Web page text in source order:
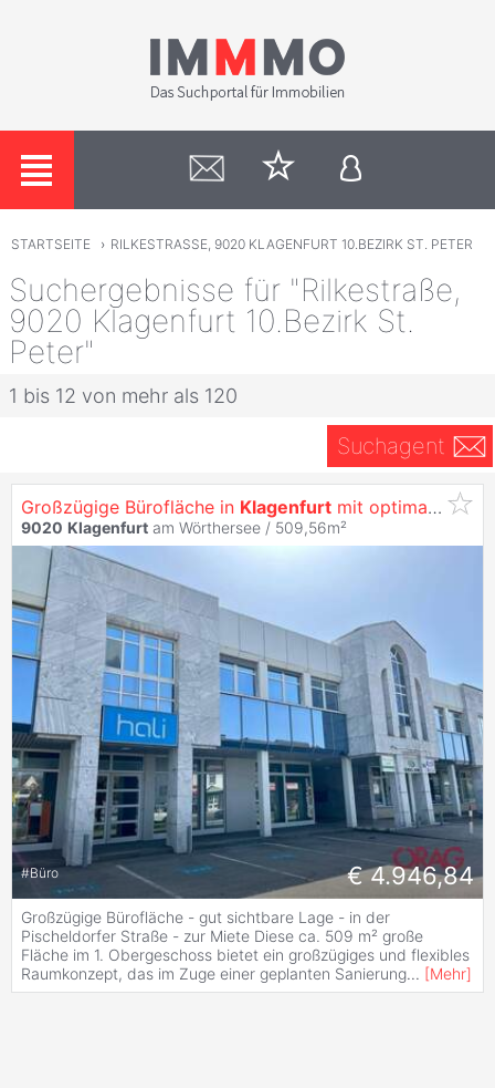
STARTSEITE › RILKESTRASSE, 9020 KLAGENFURT 10.BEZIRK ST. PETER
Suchergebnisse für "Rilkestraße,
9020 Klagenfurt 10.Bezirk St.
Peter"
1 bis 12 von mehr als 120
Suchagent
Großzügige Bürofläche in Klagenfurt mit optimaler Werbewirksamkeit -
9020 Klagenfurt am Wörthersee / 509,56m²
#Büro € 4.946,84
Großzügige Bürofläche - gut sichtbare Lage - in der
Pischeldorfer Straße - zur Miete Diese ca. 509 m² große
Fläche im 1. Obergeschoss bietet ein großzügiges und flexibles
Raumkonzept, das im Zuge einer geplanten Sanierung... [Mehr]